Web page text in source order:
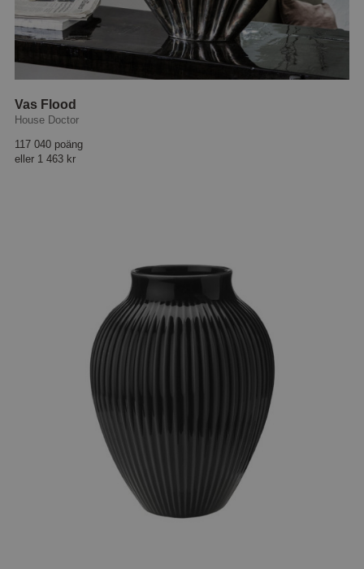
Vas Flood
House Doctor
117 040 poäng
eller 1 463 kr